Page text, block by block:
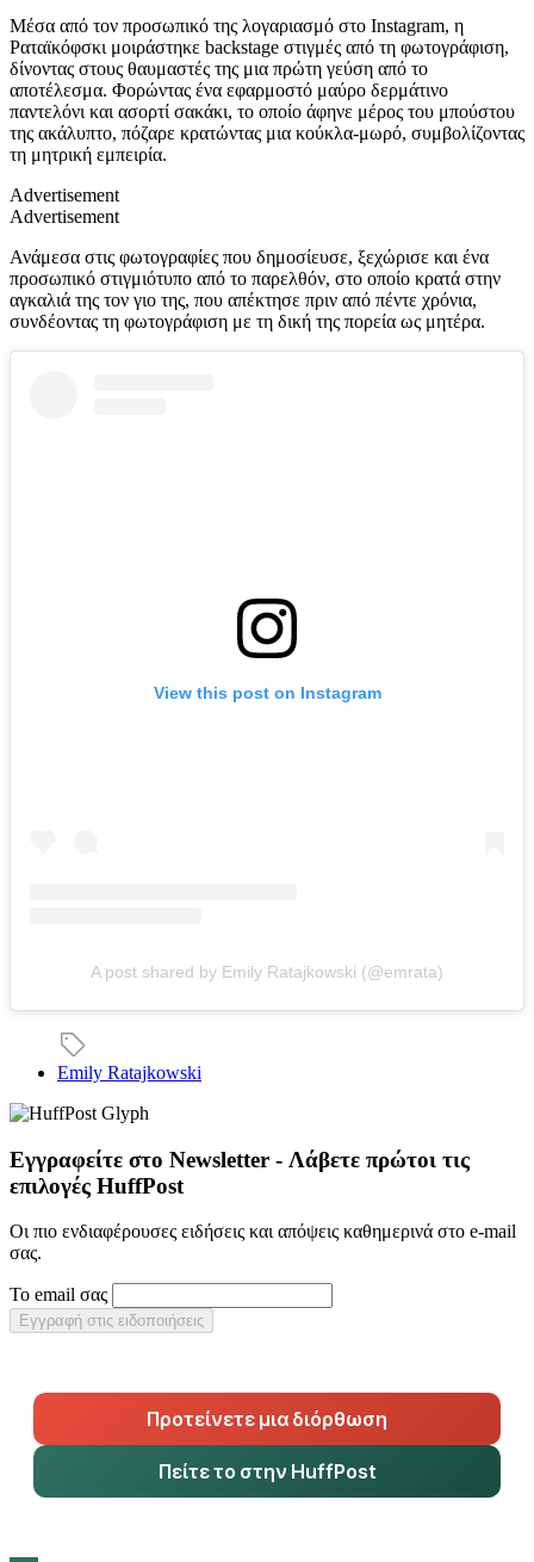
Μέσα από τον προσωπικό της λογαριασμό στο Instagram, η
Ραταϊκόφσκι μοιράστηκε backstage στιγμές από τη φωτογράφιση,
δίνοντας στους θαυμαστές της μια πρώτη γεύση από το
αποτέλεσμα. Φορώντας ένα εφαρμοστό μαύρο δερμάτινο
παντελόνι και ασορτί σακάκι, το οποίο άφηνε μέρος του μπούστου
της ακάλυπτο, πόζαρε κρατώντας μια κούκλα-μωρό, συμβολίζοντας
τη μητρική εμπειρία.
Advertisement
Advertisement
Ανάμεσα στις φωτογραφίες που δημοσίευσε, ξεχώρισε και ένα
προσωπικό στιγμιότυπο από το παρελθόν, στο οποίο κρατά στην
αγκαλιά της τον γιο της, που απέκτησε πριν από πέντε χρόνια,
συνδέοντας τη φωτογράφιση με τη δική της πορεία ως μητέρα.
View this post on Instagram
A post shared by Emily Ratajkowski (@emrata)
Emily Ratajkowski
Εγγραφείτε στο Newsletter - Λάβετε πρώτοι τις
επιλογές HuffPost
Οι πιο ενδιαφέρουσες ειδήσεις και απόψεις καθημερινά στο e-mail
σας.
Το email σας
Εγγραφή στις ειδοποιήσεις
Προτείνετε μια διόρθωση
Πείτε το στην HuffPost